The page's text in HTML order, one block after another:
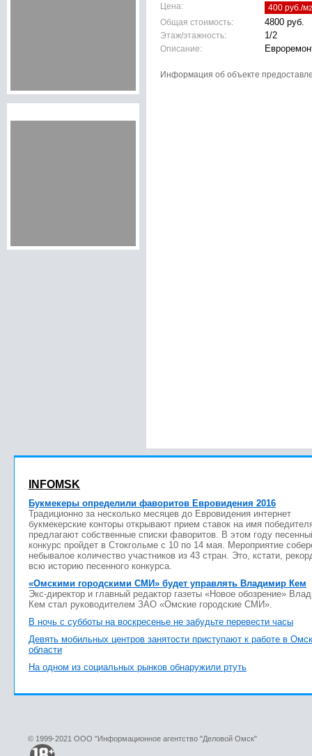
Цена: 400 руб./м2
Общая стоимость:
4800 руб.
Этаж/этажность:
1/2
Описание:
Информация об объекте
INFOMSK
Букмекеры определили фаворитов Евровидения 2016
Традиционно за несколько месяцев до Евровидения интернет
букмекерские конторы открывают прием ставок на имя
предлагают собственные списки фаворитов. В этом году
конкурс пройдет в Стокгольме с 10 по 14 мая. Мероприятие
небывалое количество участников из 43 стран. Это, кстати,
всю историю песенного конкурса.
«Омскими городскими СМИ» будет управлять Владимир Кем
Экс-директор и главный редактор газеты «Новое обозрение»
Кем стал руководителем ЗАО «Омские городские СМИ».
В ночь с субботы на воскресенье не забудьте перевести часы
Девять мобильных центров занятости приступают к работе в
области
На одном из социальных рынков обнаружили ртуть
© 1999-2021 ООО "Информационное агентство "Деловой Омск"